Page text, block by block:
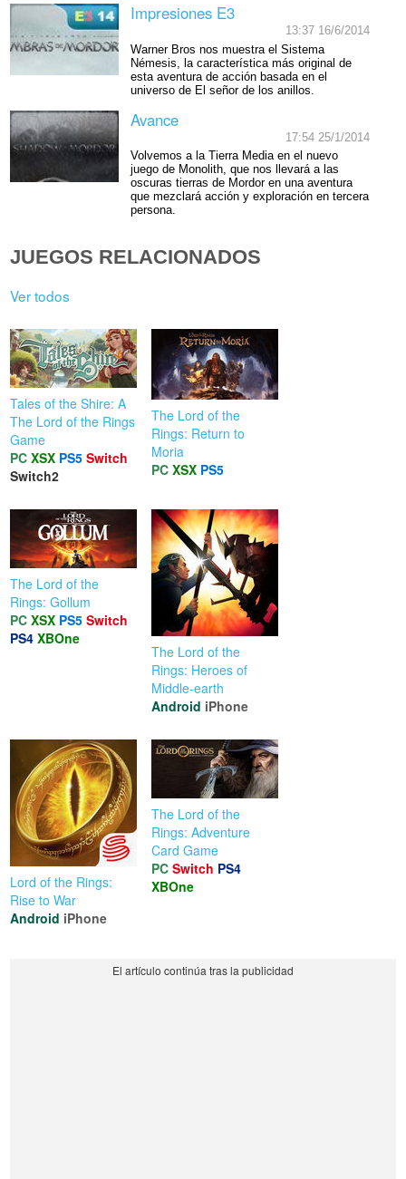
Impresiones E3
13:37 16/6/2014
Warner Bros nos muestra el Sistema
Némesis, la característica más original de
esta aventura de acción basada en el
universo de El señor de los anillos.
Avance
17:54 25/1/2014
Volvemos a la Tierra Media en el nuevo
juego de Monolith, que nos llevará a las
oscuras tierras de Mordor en una aventura
que mezclará acción y exploración en tercera
persona.
JUEGOS RELACIONADOS
Ver todos
Tales of the Shire: A
The Lord of the Rings
Game
PC XSX PS5 Switch
Switch2
The Lord of the
Rings: Return to
Moria
PC XSX PS5
The Lord of the
Rings: Gollum
PC XSX PS5 Switch
PS4 XBOne
The Lord of the
Rings: Heroes of
Middle-earth
Android iPhone
Lord of the Rings:
Rise to War
Android iPhone
The Lord of the
Rings: Adventure
Card Game
PC Switch PS4
XBOne